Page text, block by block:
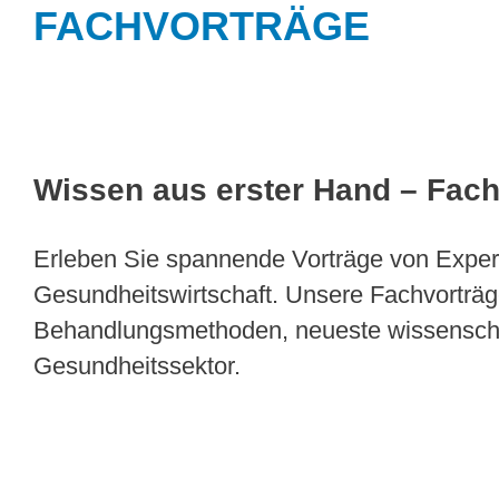
FACHVORTRÄGE
Wissen aus erster Hand –
Erleben Sie spannende Vorträge von
Gesundheitswirtschaft. Unsere
Behandlungsmethoden, neueste
Gesundheitssektor.